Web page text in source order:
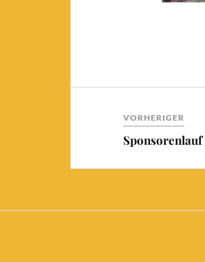
VORHERIGER